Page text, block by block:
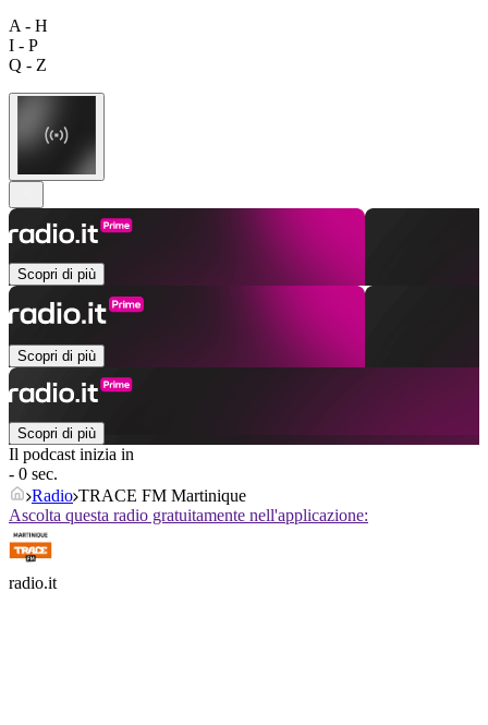
A - H
I - P
Q - Z
Scopri di più
Scopri di più
Scopri di più
Il podcast inizia in
- 0 sec.
Radio TRACE FM Martinique
Ascolta questa radio gratuitamente nell'applicazione:
radio.it